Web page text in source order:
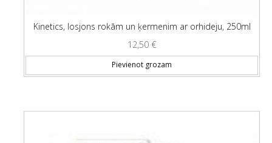
Kinetics, losjons rokām un ķermenim ar orhideju, 250ml
12,50 €
Pievienot grozam